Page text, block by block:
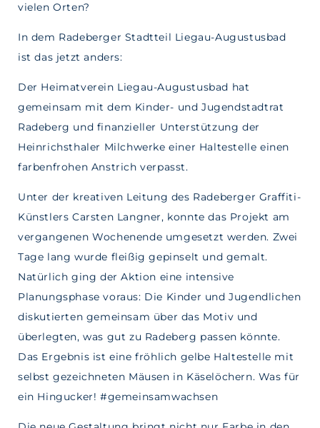
vielen Orten?
In dem Radeberger Stadtteil Liegau-Augustusbad
ist das jetzt anders:
Der Heimatverein Liegau-Augustusbad hat
gemeinsam mit dem Kinder- und Jugendstadtrat
Radeberg und finanzieller Unterstützung der
Heinrichsthaler Milchwerke einer Haltestelle einen
farbenfrohen Anstrich verpasst.
Unter der kreativen Leitung des Radeberger Graffiti-
Künstlers Carsten Langner, konnte das Projekt am
vergangenen Wochenende umgesetzt werden. Zwei
Tage lang wurde fleißig gepinselt und gemalt.
Natürlich ging der Aktion eine intensive
Planungsphase voraus: Die Kinder und Jugendlichen
diskutierten gemeinsam über das Motiv und
überlegten, was gut zu Radeberg passen könnte.
Das Ergebnis ist eine fröhlich gelbe Haltestelle mit
selbst gezeichneten Mäusen in Käselöchern. Was für
ein Hingucker! #gemeinsamwachsen